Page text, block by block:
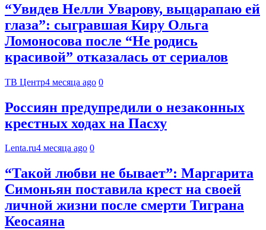
“Увидев Нелли Уварову, выцарапаю ей
глаза”: сыгравшая Киру Ольга
Ломоносова после “Не родись
красивой” отказалась от сериалов
ТВ Центр4 месяца ago 0
Россиян предупредили о незаконных
крестных ходах на Пасху
Lenta.ru4 месяца ago 0
“Такой любви не бывает”: Маргарита
Симоньян поставила крест на своей
личной жизни после смерти Тиграна
Кеосаяна